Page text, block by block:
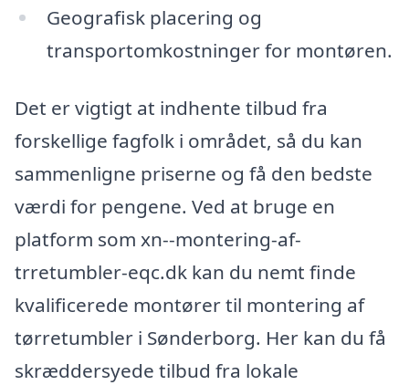
Geografisk placering og
transportomkostninger for montøren.
Det er vigtigt at indhente tilbud fra
forskellige fagfolk i området, så du kan
sammenligne priserne og få den bedste
værdi for pengene. Ved at bruge en
platform som xn--montering-af-
trretumbler-eqc.dk kan du nemt finde
kvalificerede montører til montering af
tørretumbler i Sønderborg. Her kan du få
skræddersyede tilbud fra lokale